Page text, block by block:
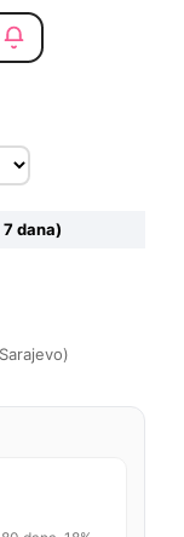
dana)